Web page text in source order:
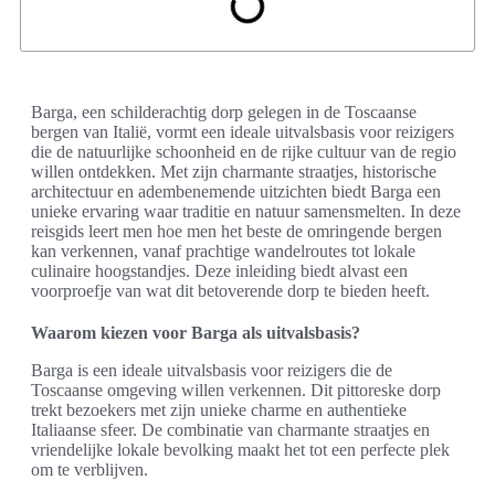
Barga, een schilderachtig dorp gelegen in de Toscaanse
bergen van Italië, vormt een ideale uitvalsbasis voor reizigers
die de natuurlijke schoonheid en de rijke cultuur van de regio
willen ontdekken. Met zijn charmante straatjes, historische
architectuur en adembenemende uitzichten biedt Barga een
unieke ervaring waar traditie en natuur samensmelten. In deze
reisgids leert men hoe men het beste de omringende bergen
kan verkennen, vanaf prachtige wandelroutes tot lokale
culinaire hoogstandjes. Deze inleiding biedt alvast een
voorproefje van wat dit betoverende dorp te bieden heeft.
Waarom kiezen voor Barga als uitvalsbasis?
Barga is een ideale uitvalsbasis voor reizigers die de
Toscaanse omgeving willen verkennen. Dit pittoreske dorp
trekt bezoekers met zijn unieke charme en authentieke
Italiaanse sfeer. De combinatie van charmante straatjes en
vriendelijke lokale bevolking maakt het tot een perfecte plek
om te verblijven.